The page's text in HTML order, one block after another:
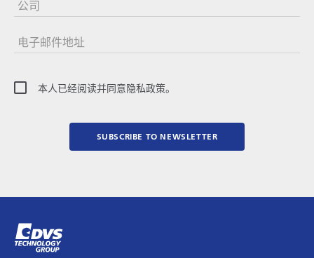
公司
电子邮件地址
本人已经阅读并同意隐私政策。
SUBSCRIBE TO NEWSLETTER